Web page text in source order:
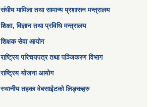
संघीय मामिला तथा सामान्य प्रशासन मन्त्रालय
शिक्षा, विज्ञान तथा प्रविधि मन्त्रालय
शिक्षक सेवा आयोग
राष्ट्रिय परिचयपत्र तथा पञ्जिकरण विभाग
राष्ट्रिय योजना आयोग
स्थानीय तहका वेबसाईटको लिङ्कहरु